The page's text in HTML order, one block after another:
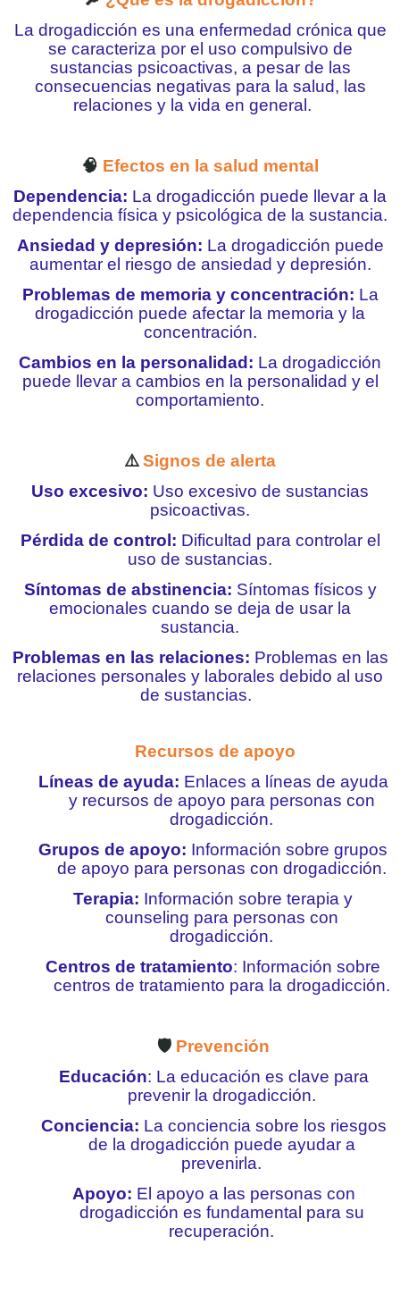
La drogadicción es una enfermedad crónica que
se caracteriza por el uso compulsivo de
sustancias psicoactivas, a pesar de las
consecuencias negativas para la salud, las
relaciones y la vida en general.
🧠 Efectos en la salud mental
Dependencia: La drogadicción puede llevar a la
dependencia física y psicológica de la sustancia.
Ansiedad y depresión: La drogadicción puede
aumentar el riesgo de ansiedad y depresión.
Problemas de memoria y concentración: La
drogadicción puede afectar la memoria y la
concentración.
Cambios en la personalidad: La drogadicción
puede llevar a cambios en la personalidad y el
comportamiento.
⚠️Signos de alerta
Uso excesivo: Uso excesivo de sustancias
psicoactivas.
Pérdida de control: Dificultad para controlar el
uso de sustancias.
Síntomas de abstinencia: Síntomas físicos y
emocionales cuando se deja de usar la
sustancia.
Problemas en las relaciones: Problemas en las
relaciones personales y laborales debido al uso
de sustancias.
Recursos de apoyo
Líneas de ayuda: Enlaces a líneas de ayuda
y recursos de apoyo para personas con
drogadicción.
Grupos de apoyo: Información sobre grupos
de apoyo para personas con drogadicción.
Terapia: Información sobre terapia y
counseling para personas con
drogadicción.
Centros de tratamiento: Información sobre
centros de tratamiento para la drogadicción.
🛡️ Prevención
Educación: La educación es clave para
prevenir la drogadicción.
Conciencia: La conciencia sobre los riesgos
de la drogadicción puede ayudar a
prevenirla.
Apoyo: El apoyo a las personas con
drogadicción es fundamental para su
recuperación.